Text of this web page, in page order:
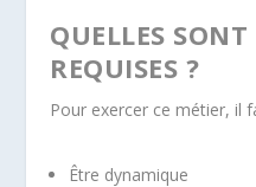
QUELLES
REQUISES ?
Pour exercer ce métier, il
Être dynamique